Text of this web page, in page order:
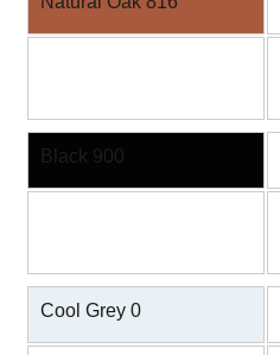
Black 900
Cool Grey 0